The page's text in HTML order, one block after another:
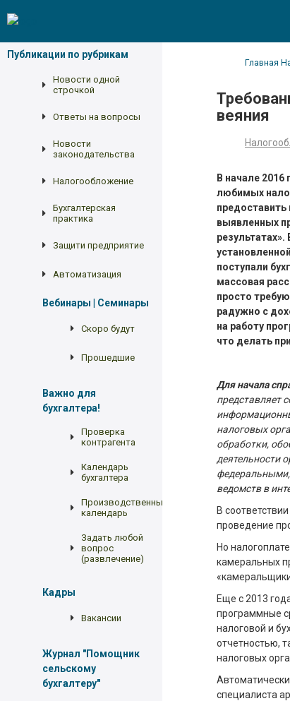
Публикации по рубрикам
Новости одной
строчкой
Ответы на вопросы
Новости
законодательства
Налогообложение
Бухгалтерская
практика
Защити предприятие
Автоматизация
Вебинары | Семинары
Скоро будут
Прошедшие
Важно для
бухгалтера!
Проверка
контрагента
Календарь
бухгалтера
Производственный
календарь
Задать любой
вопрос
(развлечение)
Кадры
Вакансии
Журнал "Помощник
сельскому
бухгалтеру"
Главная
веяния
В начале
любимых
выявленных
поступали
массовая
просто
радужно с
на работу
что делать
Для начала
представляет
налоговых
обработки,
деятельности
федеральными,
ведомств в
В
проведение
Но
камеральных
Еще с 2013
программные
налоговой и
отчетностью,
налоговых
специалиста